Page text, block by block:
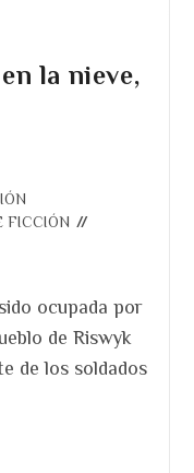
la nieve,
FICCIÓN
ocupada por
de Riswyk
de los soldados